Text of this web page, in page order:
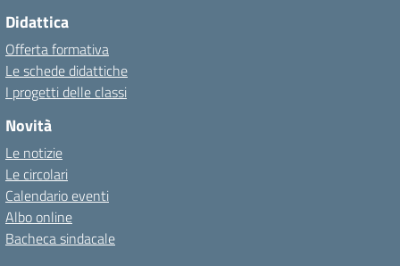
Didattica
Offerta formativa
Le schede didattiche
I progetti delle classi
Novità
Le notizie
Le circolari
Calendario eventi
Albo online
Bacheca sindacale